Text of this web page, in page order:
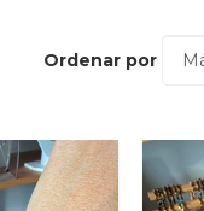
Ordenar por